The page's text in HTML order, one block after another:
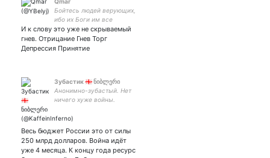
Бойтесь людей верующих,
ибо их Боги им все
прощают...
И к слову это уже не скрываемый
гнев. Отрицание Гнев Торг
Депрессия Принятие
Зубастик 🇬🇪 ნიბლერი
Анонимно-зубастый. Нет
ничего хуже войны.
Весь бюджет России это от силы
250 млрд долларов. Война идёт
уже 4 месяца. К концу года ресурс